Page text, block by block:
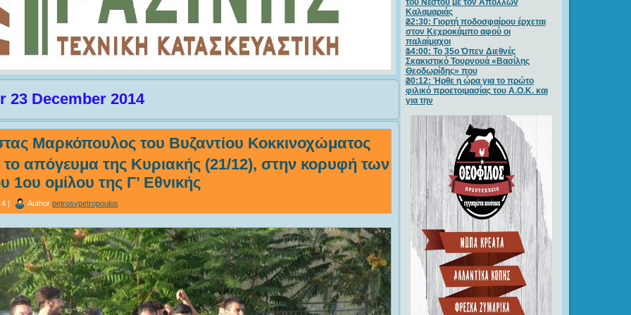
23 December 2014
Μαρκόπουλος του Βυζαντίου Κοκκινοχώματος
το απόγευμα της Κυριακής (21/12), στην κορυφή των
1ου ομίλου της Γ’ Εθνικής
| Author petrosvpetropoulos
του Νέστου με τον Απόλλων
Καλαμαριάς
22:30: Γιορτή ποδοσφαίρου έρχεται
στον Κεχροκάμπο αφού οι
παλαίμαχοι
14:00: Το 35ο Όπεν Διεθνές
Σκακιστικό Τουρνουά «Βασίλης
Θεοδωρίδης» που
20:12: Ήρθε η ώρα για το πρώτο
φιλικό προετοιμασίας του Α.Ο.Κ. και
για την